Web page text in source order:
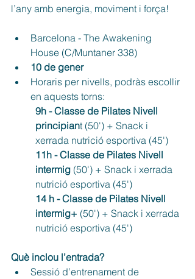
l’any amb energia, moviment i força!
Barcelona - The Awakening
House (C/Muntaner 338)
10 de gener
Horaris per nivells, podràs escollir
en aquests torns:
9h - Classe de Pilates Nivell
principiant (50') + Snack i
xerrada nutrició esportiva (45')
11h - Classe de Pilates Nivell
intermig (50') + Snack i xerrada
nutrició esportiva (45')
14 h - Classe de Pilates Nivell
intermig+ (50') + Snack i xerrada
nutrició esportiva (45')
Què inclou l’entrada?
Sessió d’entrenament de